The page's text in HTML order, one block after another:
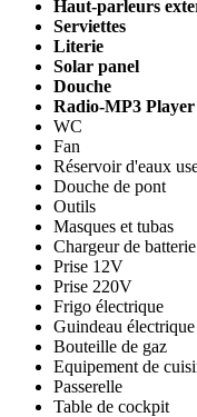
Haut-parleurs
Serviettes
Literie
Solar panel
Douche
Radio-MP3 Player
WC
Fan
Réservoir d'eaux
Douche de pont
Outils
Masques et tubas
Chargeur de
Prise 12V
Prise 220V
Frigo électrique
Guindeau électrique
Bouteille de gaz
Equipement de
Passerelle
Table de cockpit